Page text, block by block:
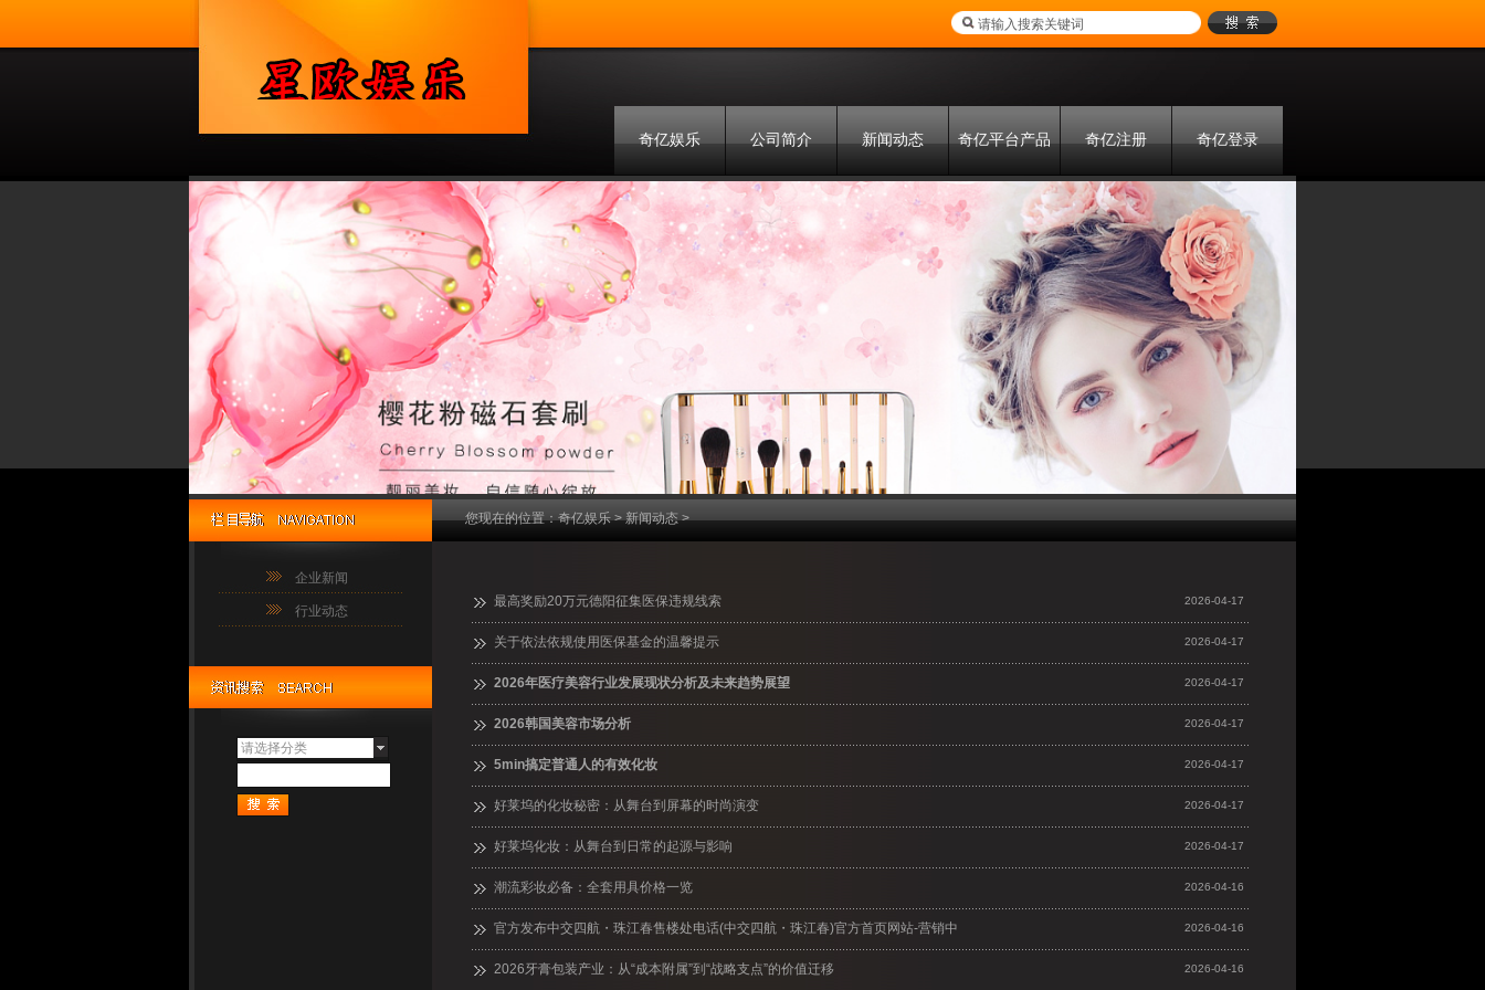
奇亿娱乐 公司简介 新闻动态 奇亿平台产品 奇亿注册 奇亿登录
联系方式
企业新闻
行业动态
请选择分类
最高奖励20万元德阳征集医保违规线索 2026-04-17
关于依法依规使用医保基金的温馨提示 2026-04-17
2026年医疗美容行业发展现状分析及未来趋势展望 2026-04-17
2026韩国美容市场分析 2026-04-17
5min搞定普通人的有效化妆 2026-04-17
好莱坞的化妆秘密：从舞台到屏幕的时尚演变 2026-04-17
好莱坞化妆：从舞台到日常的起源与影响 2026-04-17
潮流彩妆必备：全套用具价格一览 2026-04-16
官方发布中交四航・珠江春售楼处电话(中交四航・珠江春)官方首页网站-营销中 2026-04-16
2026牙膏包装产业：从“成本附属”到“战略支点”的价值迁移 2026-04-16
您现在的位置：奇亿娱乐>新闻动态>